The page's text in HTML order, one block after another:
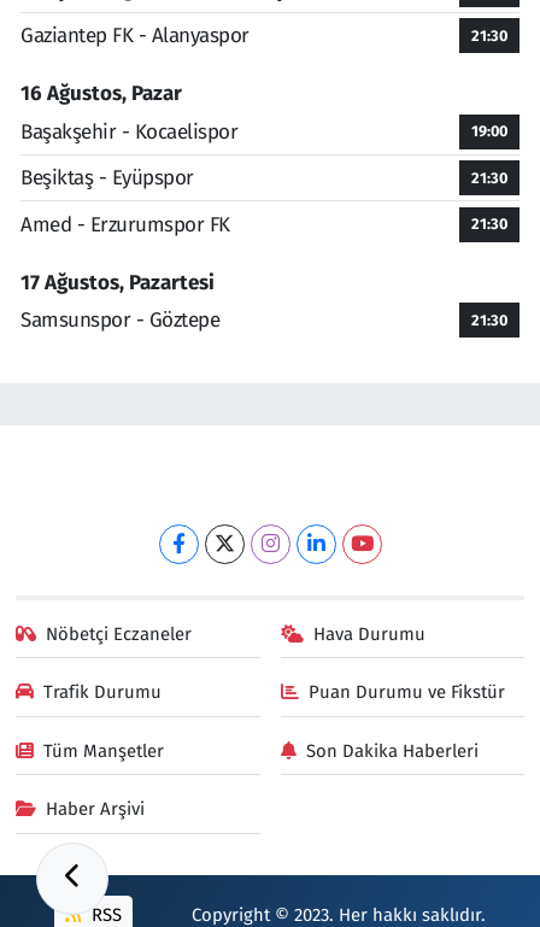
Gaziantep FK - Alanyaspor 21:30
16 Ağustos, Pazar
Başakşehir - Kocaelispor
19:00
Beşiktaş - Eyüpspor 21:30
Amed - Erzurumspor FK 21:30
17 Ağustos, Pazartesi
Samsunspor - Göztepe
21:30
Nöbetçi Eczaneler Hava Durumu
Trafik Durumu Puan Durumu ve Fikstür
Tüm Manşetler Son Dakika Haberleri
Haber Arşivi
RSS Copyright © 2023. Her hakkı saklıdır.